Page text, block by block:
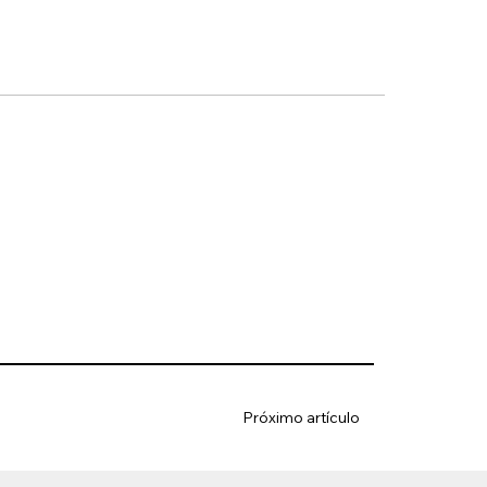
Próximo artículo